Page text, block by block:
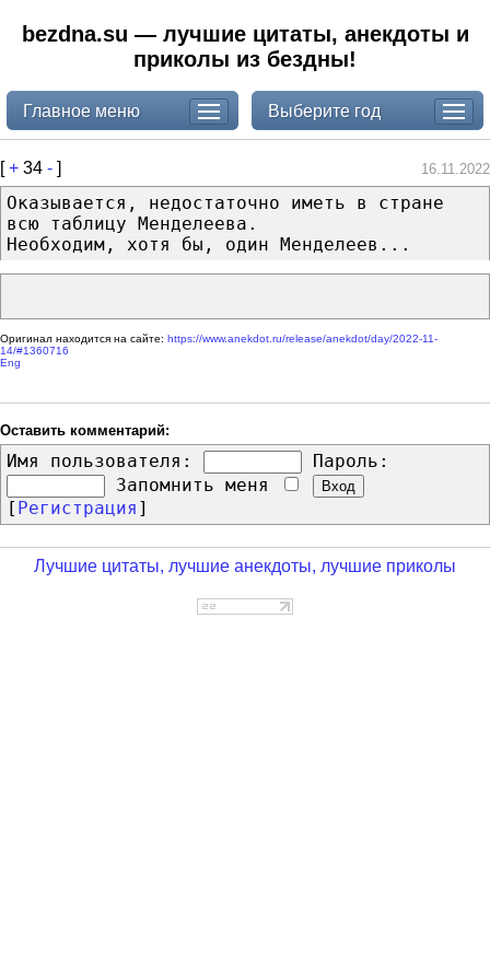
bezdna.su — лучшие цитаты, анекдоты и
приколы из бездны!
Главное меню Выберите год
[+ 34 - ] 16.11.2022
Оказывается, недостаточно иметь в стране
всю таблицу Менделеева.
Необходим, хотя бы, один Менделеев...
Оригинал находится на сайте: https://www.anekdot.ru/release/anekdot/day/2022-11-
14/#1360716
Eng
Оставить комментарий:
Имя пользователя:
Пароль:
Запомнить меня
[ Регистрация ]
Лучшие цитаты, лучшие анекдоты, лучшие приколы